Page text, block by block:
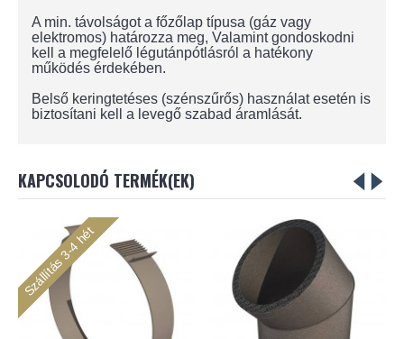
A min. távolságot a főzőlap típusa (gáz vagy
elektromos) határozza meg, Valamint gondoskodni
kell a megfelelő légutánpótlásról a hatékony
működés érdekében.
Belső keringtetéses (szénszűrős) használat esetén is
biztosítani kell a levegő szabad áramlását.
KAPCSOLODÓ TERMÉK(EK)
Szállítás 3-4 hét